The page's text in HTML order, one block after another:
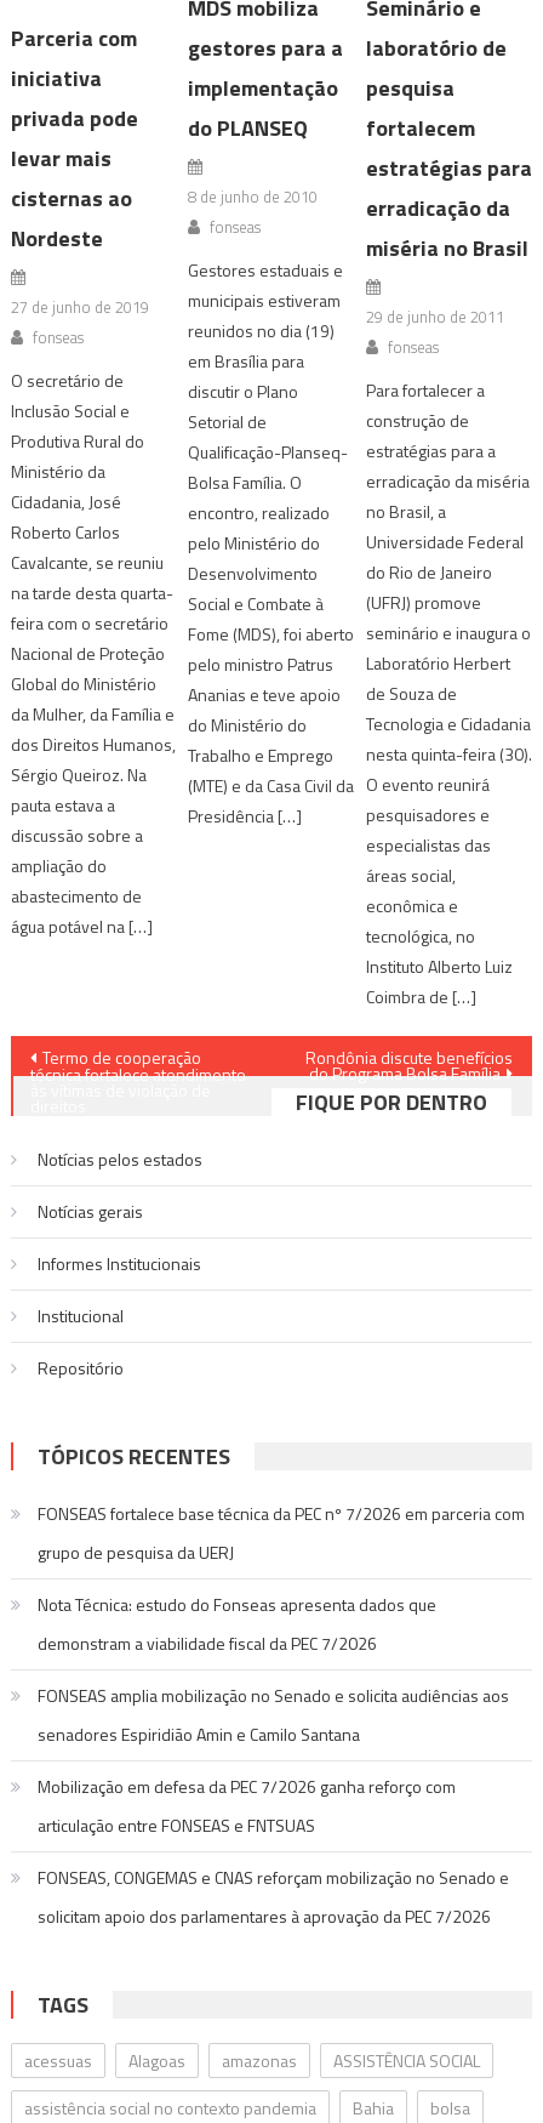
Parceria com
iniciativa
privada pode
levar mais
cisternas ao
Nordeste
27 de junho de 2019
fonseas
O secretário de
Inclusão Social e
Produtiva Rural do
Ministério da
Cidadania, José
Roberto Carlos
Cavalcante, se reuniu
na tarde desta quarta-
feira com o secretário
Nacional de Proteção
Global do Ministério
da Mulher, da Família e
dos Direitos Humanos,
Sérgio Queiroz. Na
pauta estava a
discussão sobre a
ampliação do
abastecimento de
água potável na […]
MDS mobiliza
gestores para a
implementação
do PLANSEQ
8 de junho de 2010
fonseas
Gestores estaduais e
municipais estiveram
reunidos no dia (19)
em Brasília para
discutir o Plano
Setorial de
Qualificação-Planseq-
Bolsa Família. O
encontro, realizado
pelo Ministério do
Desenvolvimento
Social e Combate à
Fome (MDS), foi aberto
pelo ministro Patrus
Ananias e teve apoio
do Ministério do
Trabalho e Emprego
(MTE) e da Casa Civil da
Presidência […]
Seminário e
laboratório de
pesquisa
fortalecem
estratégias para
erradicação da
miséria no Brasil
29 de junho de 2011
fonseas
Para fortalecer a
construção de
estratégias para a
erradicação da miséria
no Brasil, a
Universidade Federal
do Rio de Janeiro
(UFRJ) promove
seminário e inaugura o
Laboratório Herbert
de Souza de
Tecnologia e Cidadania
nesta quinta-feira (30).
O evento reunirá
pesquisadores e
especialistas das
áreas social,
econômica e
tecnológica, no
Instituto Alberto Luiz
Coimbra de […]
Navegação
de
Post
Termo de cooperação
técnica fortalece atendimento
Rondônia discute benefícios
do Programa Bolsa Família
FIQUE POR DENTRO
Notícias pelos estados
Notí­cias gerais
Informes Institucionais
Institucional
Repositório
TÓPICOS RECENTES
FONSEAS fortalece base técnica da PEC nº 7/2026 em parceria com
grupo de pesquisa da UERJ
Nota Técnica: estudo do Fonseas apresenta dados que
demonstram a viabilidade fiscal da PEC 7/2026
FONSEAS amplia mobilização no Senado e solicita audiências aos
senadores Espiridião Amin e Camilo Santana
Mobilização em defesa da PEC 7/2026 ganha reforço com
articulação entre FONSEAS e FNTSUAS
FONSEAS, CONGEMAS e CNAS reforçam mobilização no Senado e
solicitam apoio dos parlamentares à aprovação da PEC 7/2026
TAGS
acessuas Alagoas amazonas
ASSISTÊNCIA SOCIAL
assistência social no contexto pandemia
Bahia
bolsa